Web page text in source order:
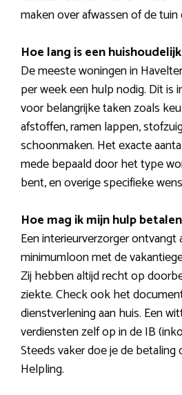
maken over afwassen of de tuin
Hoe lang is een
De meeste woningen in
per week een hulp nodig. Dit is
voor belangrijke taken zoals
afstoffen, ramen lappen,
schoonmaken. Het exacte
mede bepaald door het type
bent, en overige specifieke
Hoe mag ik mijn hulp
Een interieurverzorger ontvangt
minimumloon met de
Zij hebben altijd recht op
ziekte. Check ook het
dienstverlening aan huis. Een
verdiensten zelf op in de IB
Steeds vaker doe je de betaling
Helpling.